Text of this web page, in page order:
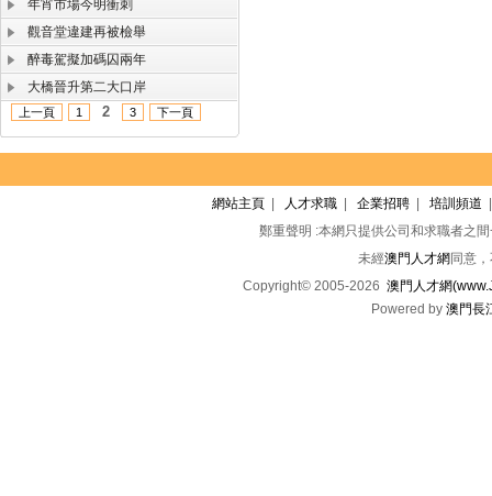
年宵市場今明衝刺
觀音堂違建再被檢舉
醉毒駕擬加碼囚兩年
大橋晉升第二大口岸
上一頁 1 2 3 下一頁
網站主頁 人才求職 企業招聘 培訓頻道
鄭重聲明 :本網只提供公司和求職者之
未經澳門人才網 同意
Copyright© 2005-2026 澳門人才網
Powered by 澳門長